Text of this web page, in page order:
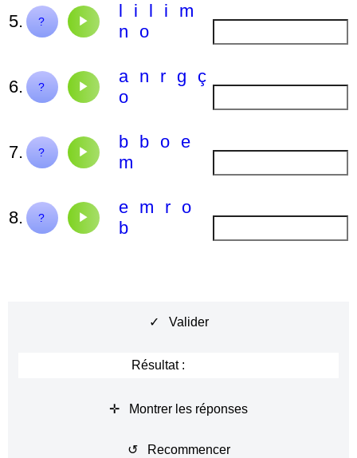
5. ? million l i l i
m
n
o
6. ? garçon a n r g
ç
o
7. ? bombe b b o e
m
8. ? ombre e m r o
b
✓ Valider
Résultat :
✛ Montrer les réponses
↺ Recommencer